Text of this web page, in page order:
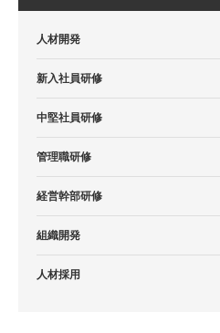
人材開発
新入社員研修
中堅社員研修
管理職研修
経営幹部研修
組織開発
人材採用